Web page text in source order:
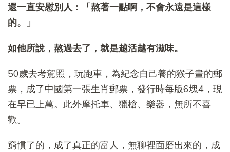
還一直安慰別人：「熬著一點啊，不會永遠是這樣
的。」
如他所說，熬過去了，就是越活越有滋味。
50歲去考駕照，玩跑車，為紀念自己養的猴子畫的郵
票，成了中國第一張生肖郵票，發行時每版6塊4，現
在早已上萬。此外摩托車、獵槍、樂器，無所不喜
歡。
窮慣了的，成了真正的富人，無聊裡面磨出來的，成